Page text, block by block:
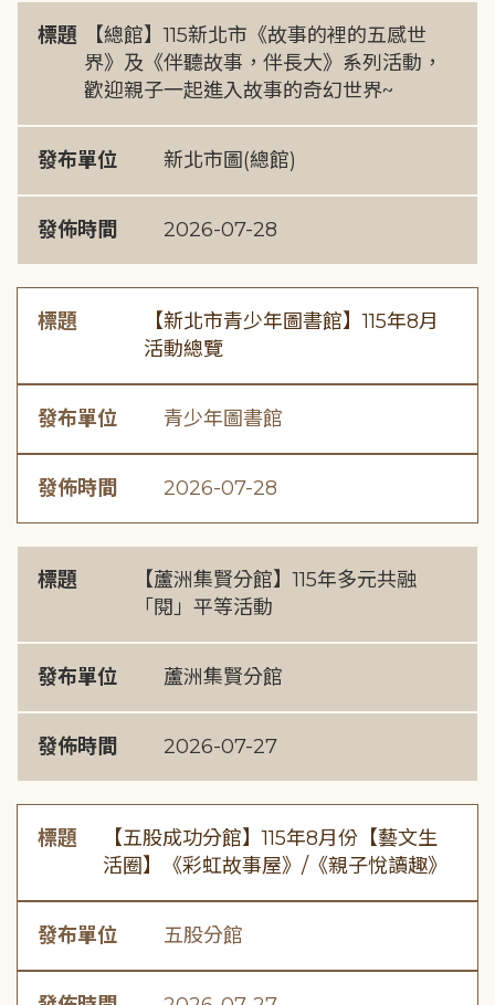
標題
【總館】115新北市《故事的裡的五感世
界》及《伴聽故事，伴長大》系列活動，
歡迎親子一起進入故事的奇幻世界~
發布單位 新北市圖(總館)
發佈時間 2026-07-28
標題
【新北市青少年圖書館】115年8月
活動總覽
發布單位 青少年圖書館
發佈時間 2026-07-28
標題
【蘆洲集賢分館】115年多元共融
「閱」平等活動
發布單位 蘆洲集賢分館
發佈時間 2026-07-27
標題
【五股成功分館】115年8月份【藝文生
活圈】《彩虹故事屋》/《親子悅讀趣》
發布單位 五股分館